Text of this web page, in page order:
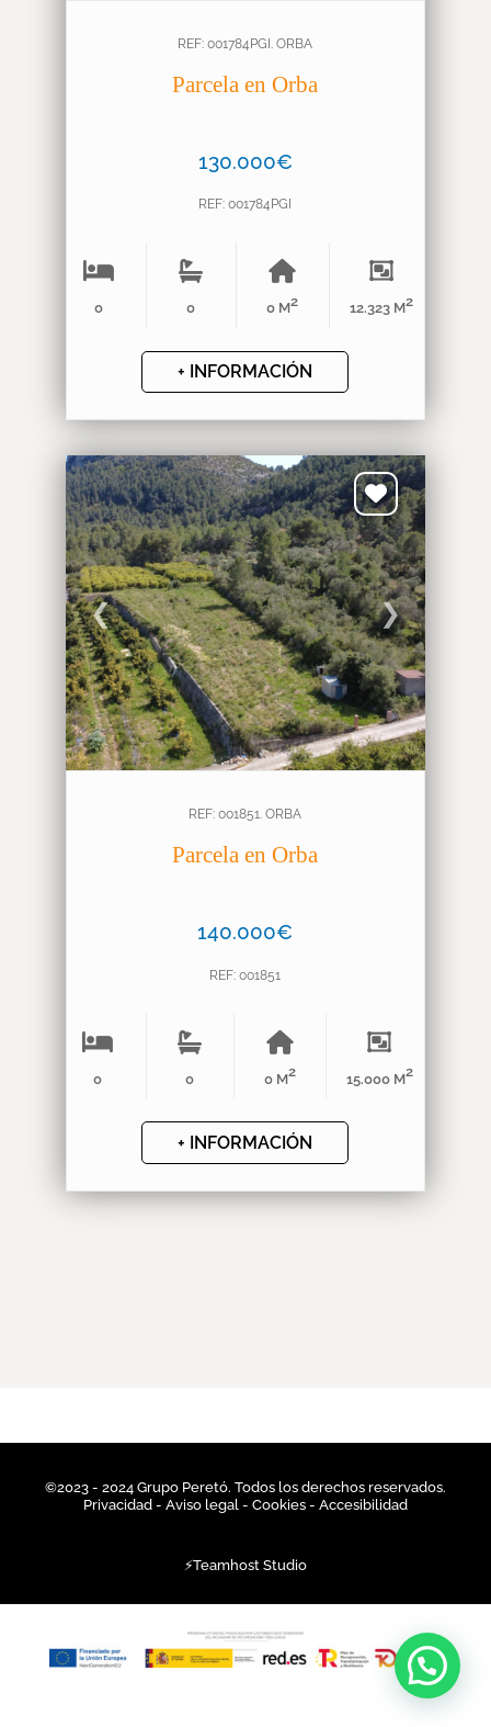
REF: 001784PGI. ORBA
Parcela en Orba
130.000€
REF: 001784PGI
0 0 0 M2 12.323 M2
+ INFORMACIÓN
❮ ❯
REF: 001851. ORBA
Parcela en Orba
140.000€
REF: 001851
0 0 0 M2 15.000 M2
+ INFORMACIÓN
©2023 - 2024 Grupo Peretó. Todos los derechos reservados.
Privacidad - Aviso legal - Cookies - Accesibilidad
⚡Teamhost Studio